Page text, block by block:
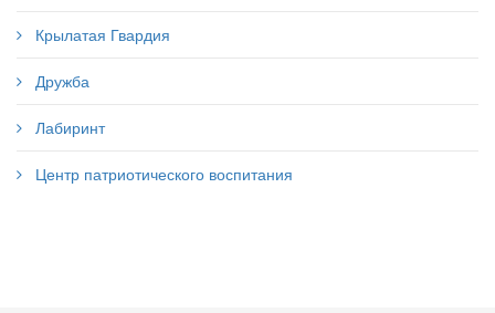
Крылатая Гвардия
Дружба
Лабиринт
Центр патриотического воспитания